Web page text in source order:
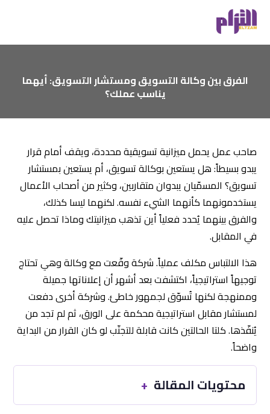
الفرق بين وكالة التسويق ومستشار التسويق: أيهما
يناسب عملك؟
صاحب عمل يحمل ميزانية تسويقية محددة، ويقف أمام قرار
يبدو بسيطاً: هل يستعين بوكالة تسويق، أم يستعين بمستشار
تسويق؟ المسمّيان يبدوان متقاربين، وكثير من أصحاب الأعمال
يستخدمونهما كأنهما الشيء نفسه. لكنهما ليسا كذلك،
والفرق بينهما يُحدد فعلياً أين تذهب ميزانيتك وماذا تحصل عليه
في المقابل.
هذا الالتباس مكلف عملياً. شركة وقّعت مع وكالة وهي تحتاج
توجيهاً استراتيجياً، اكتشفت بعد أشهر أن إعلاناتها جميلة
وممنهجة لكنها تُسوّق لجمهور خاطئ. وشركة أخرى دفعت
لمستشار مقابل استراتيجية محكمة على الورق، ثم لم تجد من
يُنفّذها. كلتا الحالتين كانت قابلة للتجنّب لو كان القرار من البداية
واضحاً.
محتويات المقالة